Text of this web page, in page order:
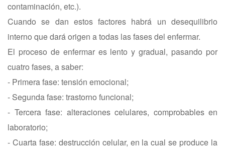
contaminación, etc.).
Cuando se dan estos factores habrá un desequilibrio
interno que dará origen a todas las fases del enfermar.
El proceso de enfermar es lento y gradual, pasando por
cuatro fases, a saber:
- Primera fase: tensión emocional;
- Segunda fase: trastorno funcional;
- Tercera fase: alteraciones celulares, comprobables en
laboratorio;
- Cuarta fase: destrucción celular, en la cual se produce la